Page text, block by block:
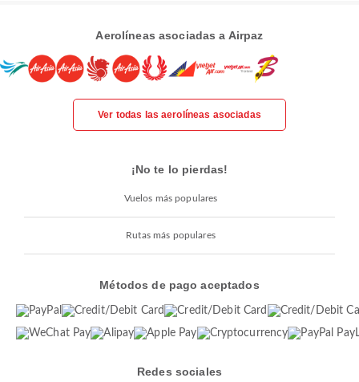
Aerolíneas asociadas a Airpaz
Ver todas las aerolíneas asociadas
¡No te lo pierdas!
Vuelos más populares
Rutas más populares
Métodos de pago aceptados
Redes sociales